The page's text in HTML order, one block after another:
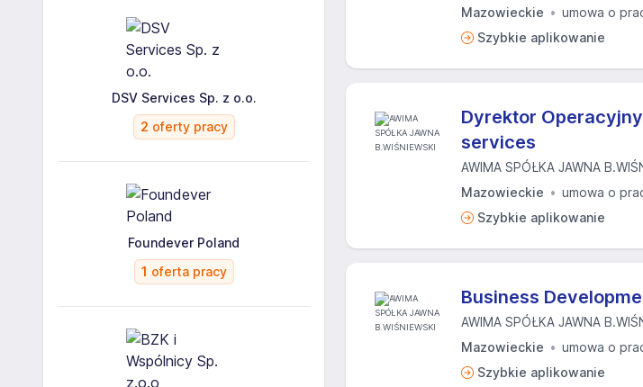
DSV Services Sp. z o.o.
2 oferty pracy
Foundever Poland
1 oferta pracy
Mazowieckie
umowa o
Szybkie aplikowanie
Dyrektor
services
AWIMA SPÓŁKA JAWNA
Mazowieckie
umowa o
Szybkie aplikowanie
Business
AWIMA SPÓŁKA JAWNA
Mazowieckie
umowa o
Szybkie aplikowanie